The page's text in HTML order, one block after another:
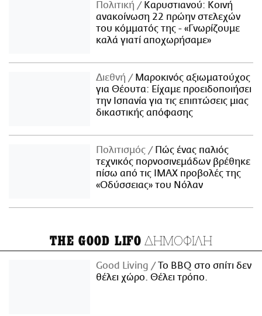
Πολιτική
Καρυστιανού: Κοινή
ανακοίνωση 22 πρώην στελεχών
του κόμματός της - «Γνωρίζουμε
καλά γιατί αποχωρήσαμε»
Διεθνή
Μαροκινός αξιωματούχος
για Θέουτα: Είχαμε προειδοποιήσει
την Ισπανία για τις επιπτώσεις μιας
δικαστικής απόφασης
Πολιτισμός
Πώς ένας παλιός
τεχνικός πορνοσινεμάδων βρέθηκε
πίσω από τις IMAX προβολές της
«Οδύσσειας» του Νόλαν
THE GOOD LIFO ΔΗΜΟΦΙΛΗ
Good Living
Το BBQ στο σπίτι δεν
θέλει χώρο. Θέλει τρόπο.